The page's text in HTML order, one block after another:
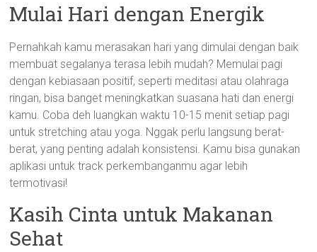
Mulai Hari dengan Energik
Pernahkah kamu merasakan hari yang dimulai dengan baik
membuat segalanya terasa lebih mudah? Memulai pagi
dengan kebiasaan positif, seperti meditasi atau olahraga
ringan, bisa banget meningkatkan suasana hati dan energi
kamu. Coba deh luangkan waktu 10-15 menit setiap pagi
untuk stretching atau yoga. Nggak perlu langsung berat-
berat, yang penting adalah konsistensi. Kamu bisa gunakan
aplikasi untuk track perkembanganmu agar lebih
termotivasi!
Kasih Cinta untuk Makanan
Sehat